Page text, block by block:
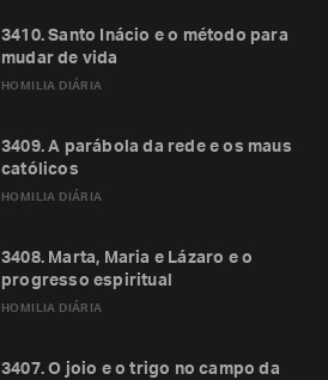
HOMILIA DIÁRIA
3410. Santo Inácio e o método para
mudar de vida
HOMILIA DIÁRIA
3409. A parábola da rede e os maus
católicos
HOMILIA DIÁRIA
3408. Marta, Maria e Lázaro e o
progresso espiritual
3407. O joio e o trigo no campo da